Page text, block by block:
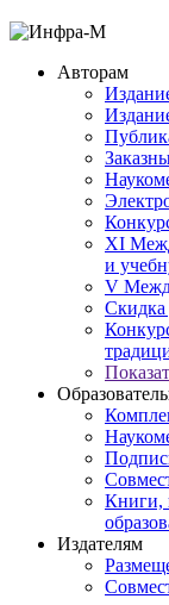
Авторам
XI
и
V
Скидка
Книги,
Издателям